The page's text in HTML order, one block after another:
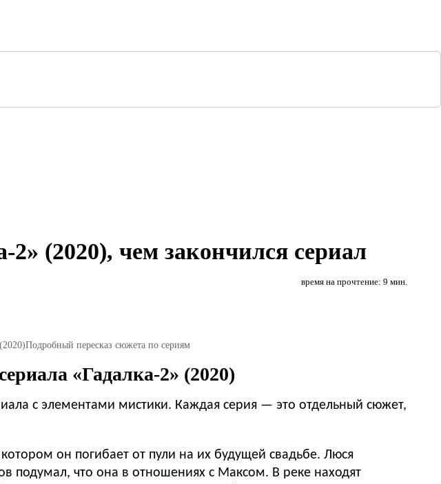
2» (2020), чем закончился сериал
время на прочтение: 9 мин.
Подробный пересказ сюжета по сериям
«Гадалка-2» (2020)
с элементами мистики. Каждая серия — это отдельный сюжет,
он погибает от пули на их будущей свадьбе. Люся
подумал, что она в отношениях с Максом. В реке находят